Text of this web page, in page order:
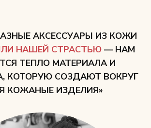
АКСЕССУАРЫ ИЗ КОЖИ
НАШЕЙ СТРАСТЬЮ — НАМ
ТЕПЛО МАТЕРИАЛА И
КОТОРУЮ СОЗДАЮТ ВОКРУГ
КОЖАНЫЕ ИЗДЕЛИЯ»